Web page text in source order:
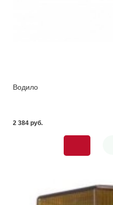
Водило
2 384 pуб.